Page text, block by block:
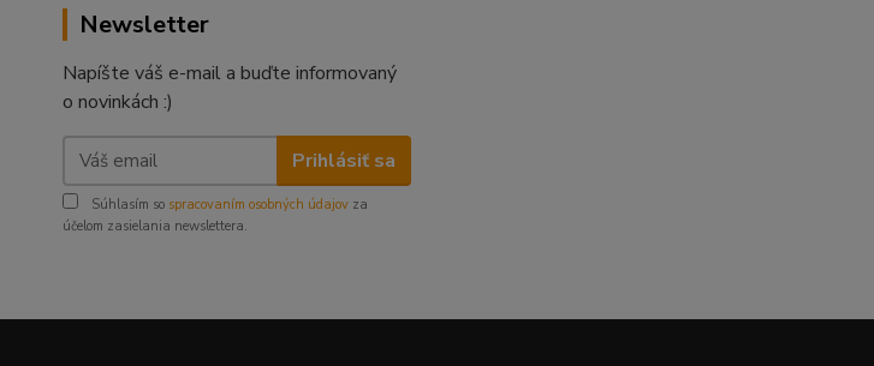
Newsletter
Napíšte váš e-mail a buďte informovaný
o novinkách :)
Prihlásiť sa
Súhlasím so spracovaním osobných údajov za
účelom zasielania newslettera.